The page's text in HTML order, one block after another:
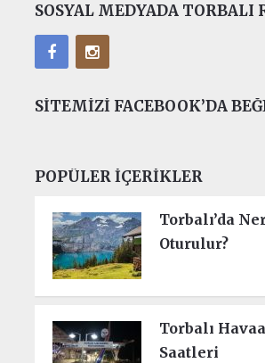
SOSYAL MEDYADA TORBALI
SITEMIZI FACEBOOK’DA
POPÜLER İÇERIKLER
Torbalı’da
Oturulur?
Torbalı
Saatleri